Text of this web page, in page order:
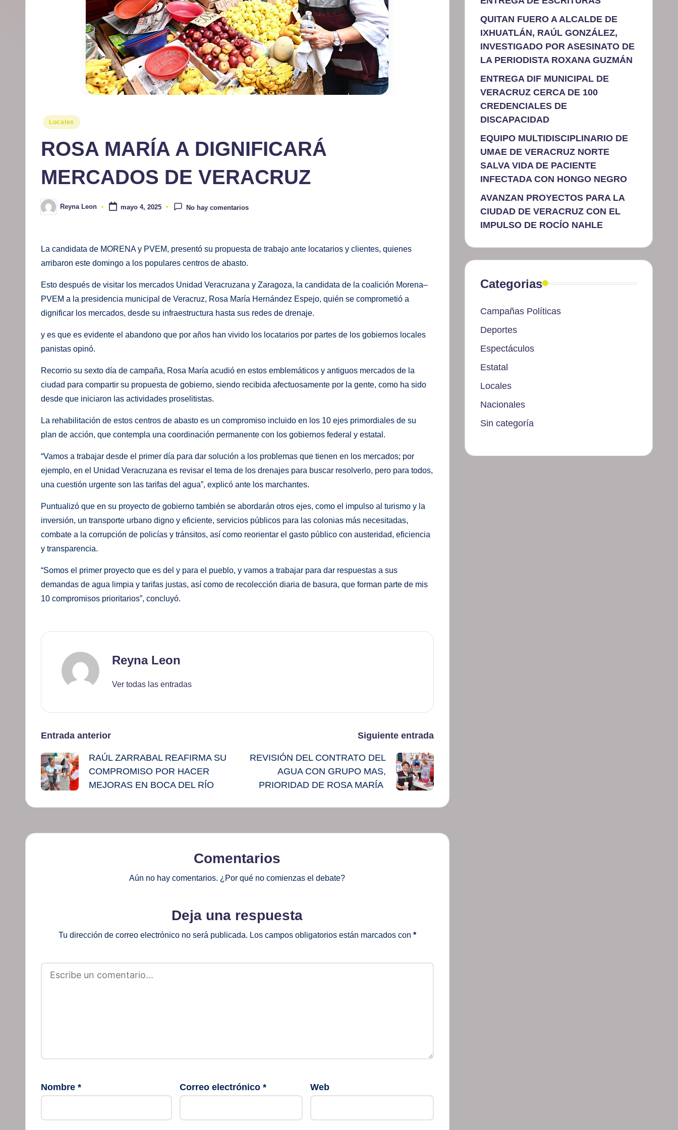
Publicado
Locales
ROSA MARÍA A DIGNIFICARÁ
MERCADOS DE VERACRUZ
Publicado
por
Reyna Leon mayo 4, 2025 No hay comentarios
La candidata de MORENA y PVEM, presentó su propuesta de trabajo ante locatarios y clientes, quienes
arribaron este domingo a los populares centros de abasto.
Esto después de visitar los mercados Unidad Veracruzana y Zaragoza, la candidata de la coalición Morena–
PVEM a la presidencia municipal de Veracruz, Rosa María Hernández Espejo, quién se comprometió a
dignificar los mercados, desde su infraestructura hasta sus redes de drenaje.
y es que es evidente el abandono que por años han vivido los locatarios por partes de los gobiernos locales
panistas opinó.
Recorrio su sexto día de campaña, Rosa María acudió en estos emblemáticos y antiguos mercados de la
ciudad para compartir su propuesta de gobierno, siendo recibida afectuosamente por la gente, como ha sido
desde que iniciaron las actividades proselitistas.
La rehabilitación de estos centros de abasto es un compromiso incluido en los 10 ejes primordiales de su
plan de acción, que contempla una coordinación permanente con los gobiernos federal y estatal.
“Vamos a trabajar desde el primer día para dar solución a los problemas que tienen en los mercados; por
ejemplo, en el Unidad Veracruzana es revisar el tema de los drenajes para buscar resolverlo, pero para todos,
una cuestión urgente son las tarifas del agua”, explicó ante los marchantes.
Puntualizó que en su proyecto de gobierno también se abordarán otros ejes, como el impulso al turismo y la
inversión, un transporte urbano digno y eficiente, servicios públicos para las colonias más necesitadas,
combate a la corrupción de policías y tránsitos, así como reorientar el gasto público con austeridad, eficiencia
y transparencia.
“Somos el primer proyecto que es del y para el pueblo, y vamos a trabajar para dar respuestas a sus
demandas de agua limpia y tarifas justas, así como de recolección diaria de basura, que forman parte de mis
10 compromisos prioritarios”, concluyó.
Reyna Leon
Ver todas las entradas
Navegación
de
entradas
Entrada anterior
RAÚL ZARRABAL REAFIRMA SU
COMPROMISO POR HACER
MEJORAS EN BOCA DEL RÍO
Siguiente entrada
REVISIÓN DEL CONTRATO DEL
AGUA CON GRUPO MAS,
PRIORIDAD DE ROSA MARÍA
Comentarios
Aún no hay comentarios. ¿Por qué no comienzas el debate?
Deja una respuesta
Tu dirección de correo electrónico no será publicada. Los campos obligatorios están marcados con *
Nombre * Correo electrónico * Web
QUITAN FUERO A ALCALDE DE
IXHUATLÁN, RAÚL GONZÁLEZ,
INVESTIGADO POR ASESINATO DE
LA PERIODISTA ROXANA GUZMÁN
ENTREGA DIF MUNICIPAL DE
VERACRUZ CERCA DE 100
CREDENCIALES DE
DISCAPACIDAD
EQUIPO MULTIDISCIPLINARIO DE
UMAE DE VERACRUZ NORTE
SALVA VIDA DE PACIENTE
INFECTADA CON HONGO NEGRO
AVANZAN PROYECTOS PARA LA
CIUDAD DE VERACRUZ CON EL
IMPULSO DE ROCÍO NAHLE
Categorias
Campañas Políticas
Deportes
Espectáculos
Estatal
Locales
Nacionales
Sin categoría